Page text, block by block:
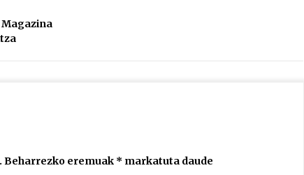
Beharrezko eremuak * markatuta daude